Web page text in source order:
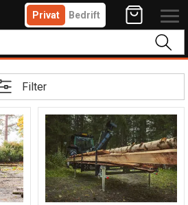
Privat Bedrift
Filter